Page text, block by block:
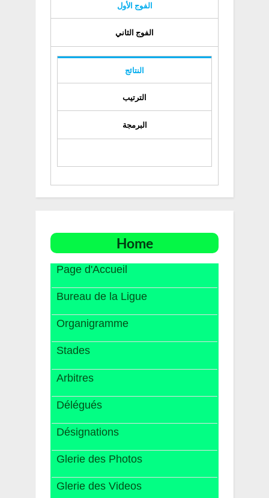
الفوج الأول
الفوج الثاني
النتائج
الترتيب
البرمجة
Home
Page d'Accueil
Bureau de la Ligue
Organigramme
Stades
Arbitres
Délégués
Désignations
Glerie des Photos
Glerie des Videos